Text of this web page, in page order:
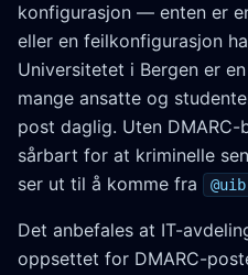
konfigurasjon — enten er
eller en feilkonfigurasjon
Universitetet i Bergen er
mange ansatte og
post daglig. Uten
sårbart for at kriminelle
ser ut til å komme fra
Det anbefales at IT-
oppsettet for DMARC-